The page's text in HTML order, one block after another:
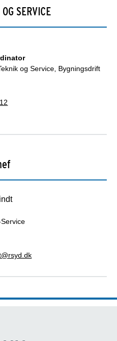
SERVICE
og Service, Bygningsdrift